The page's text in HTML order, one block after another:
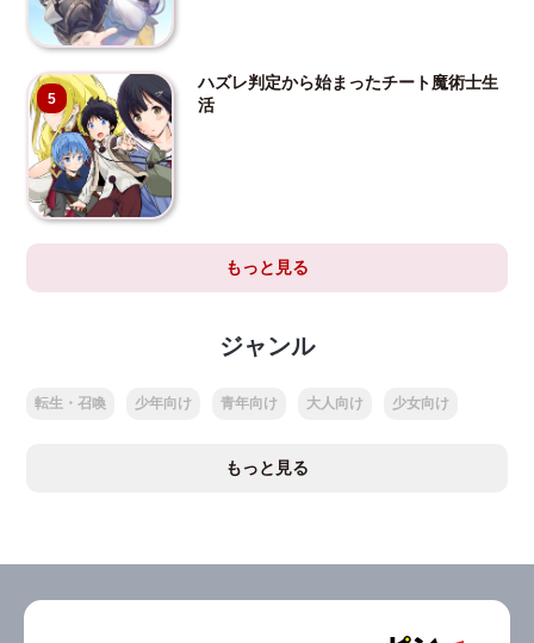
5
ハズレ判定から始まったチート魔術士生
活
もっと見る
ジャンル
転生・召喚 少年向け 青年向け 大人向け 少女向け
もっと見る